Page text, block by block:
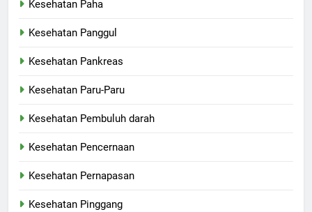
Kesehatan Paha
Kesehatan Panggul
Kesehatan Pankreas
Kesehatan Paru-Paru
Kesehatan Pembuluh darah
Kesehatan Pencernaan
Kesehatan Pernapasan
Kesehatan Pinggang